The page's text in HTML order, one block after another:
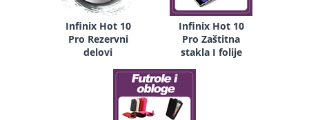
Infinix Hot 10
Pro Rezervni
delovi
Infinix Hot 10
Pro Zaštitna
stakla I folije